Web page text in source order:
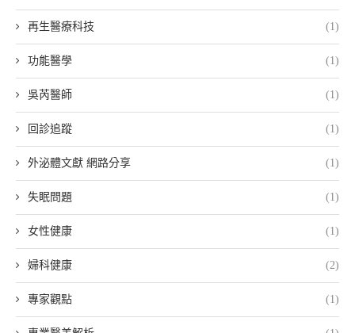
再生醫療科技 (1)
功能醫學 (1)
吳芮醫師 (1)
回診追蹤 (1)
外泌體文獻 網路分享 (1)
失眠問題 (1)
女性健康 (1)
婦科健康 (2)
專家觀點 (1)